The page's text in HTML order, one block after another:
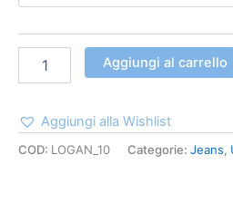
Aggiungi al carrello
Aggiungi alla Wishlist
COD: LOGAN_10 Categorie: Jeans,